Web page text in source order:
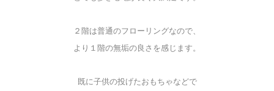
２階は普通のフローリングなので、
より１階の無垢の良さを感じます。
既に子供の投げたおもちゃなどで